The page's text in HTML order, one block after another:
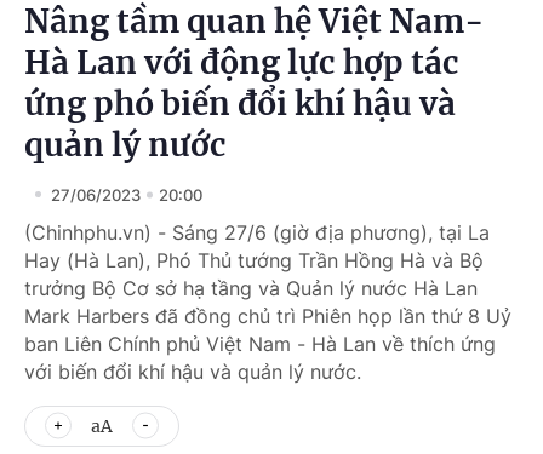
Nâng tầm quan hệ Việt Nam-
Hà Lan với động lực hợp tác
ứng phó biến đổi khí hậu và
quản lý nước
27/06/2023 20:00
(Chinhphu.vn) - Sáng 27/6 (giờ địa phương), tại La
Hay (Hà Lan), Phó Thủ tướng Trần Hồng Hà và Bộ
trưởng Bộ Cơ sở hạ tầng và Quản lý nước Hà Lan
Mark Harbers đã đồng chủ trì Phiên họp lần thứ 8 Uỷ
ban Liên Chính phủ Việt Nam - Hà Lan về thích ứng
với biến đổi khí hậu và quản lý nước.
aA